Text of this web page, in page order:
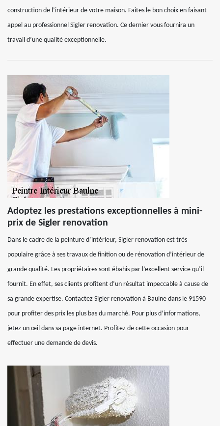
construction de l’intérieur de votre maison. Faites le bon choix en faisant
appel au professionnel Sigler renovation. Ce dernier vous fournira un
travail d’une qualité exceptionnelle.
Adoptez les prestations exceptionnelles à mini-
prix de Sigler renovation
Dans le cadre de la peinture d’intérieur, Sigler renovation est très
populaire grâce à ses travaux de finition ou de rénovation d’intérieur de
grande qualité. Les propriétaires sont ébahis par l’excellent service qu’il
fournit. En effet, ses clients profitent d’un résultat impeccable à cause de
sa grande expertise. Contactez Sigler renovation à Baulne dans le 91590
pour profiter des prix les plus bas du marché. Pour plus d’informations,
jetez un œil dans sa page internet. Profitez de cette occasion pour
effectuer une demande de devis.